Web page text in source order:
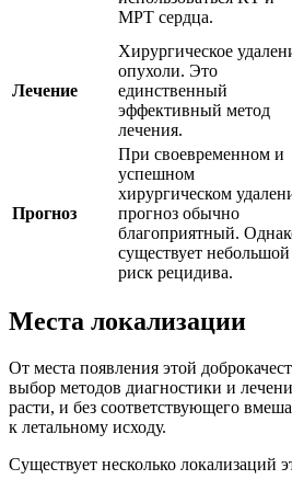
МРТ сердца.
Лечение
Хирургическое
опухоли. Это
единственный
эффективный метод
лечения.
Прогноз
При своевременном и
успешном
хирургическом
прогноз обычно
благоприятный.
существует небольшой
риск рецидива.
Места локализации
От места появления этой
выбор методов диагностики и
расти, и без соответствующего
к летальному исходу.
Существует несколько локализаций